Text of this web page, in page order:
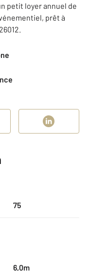
petit loyer annuel de
prêt à
75
6,0m